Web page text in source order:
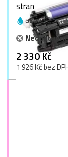
stran
azurová
Nedostupné
2 330 Kč
1 926 Kč bez